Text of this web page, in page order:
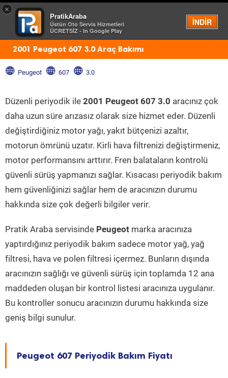
×
PratikAraba
Üstün Oto Servis Hizmetleri
ÜCRETSİZ - In Google Play
İNDİR
Menü
2001 Peugeot 607 3.0 Araç Bakımı
Peugeot 607 3.0
Düzenli periyodik ile 2001 Peugeot 607 3.0 aracınız çok
daha uzun süre arızasız olarak size hizmet eder. Düzenli
değiştirdiğiniz motor yağı, yakıt bütçenizi azaltır,
motorun ömrünü uzatır. Kirli hava filtrenizi değiştirmeniz,
motor performansını arttırır. Fren balataların kontrolü
güvenli sürüş yapmanızı sağlar. Kısacası periyodik bakım
hem güvenliğinizi sağlar hem de aracınızın durumu
hakkında size çok değerli bilgiler verir.
Pratik Araba servisinde Peugeot marka aracınıza
yaptırdığınız periyodik bakım sadece motor yağ, yağ
filtresi, hava ve polen filtresi içermez. Bunların dışında
aracınızın sağlığı ve güvenli sürüş için toplamda 12 ana
maddeden oluşan bir kontrol listesi aracınıza uygulanır.
Bu kontroller sonucu aracınızın durumu hakkında size
geniş bilgi sunulur.
Peugeot 607 Periyodik Bakım Fiyatı